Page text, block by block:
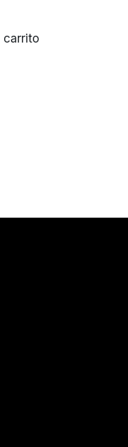
carrito